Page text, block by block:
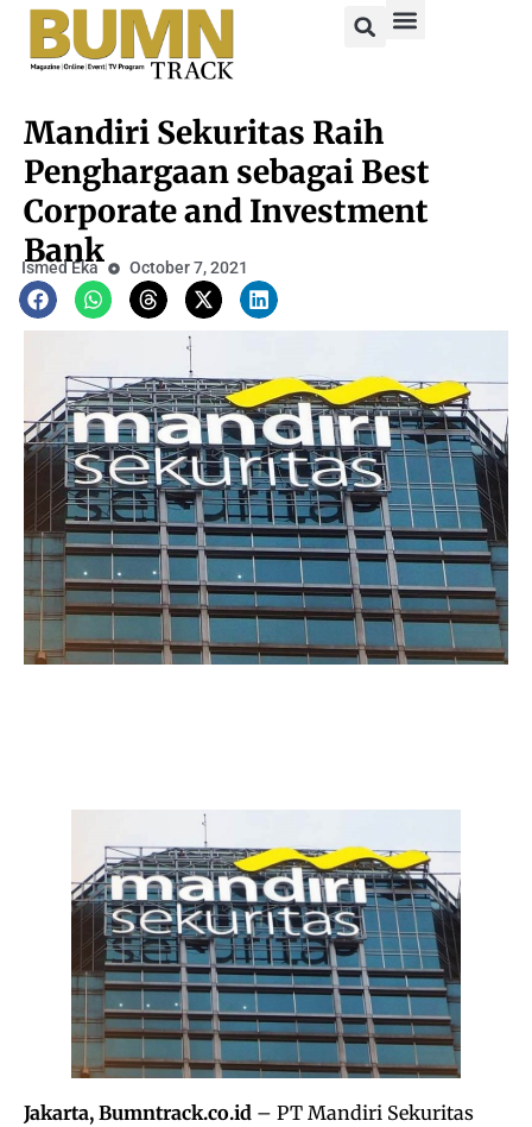
Mandiri Sekuritas Raih
Penghargaan sebagai Best
Corporate and Investment
Bank
Ismed Eka October 7, 2021
Jakarta, Bumntrack.co.id – PT Mandiri Sekuritas